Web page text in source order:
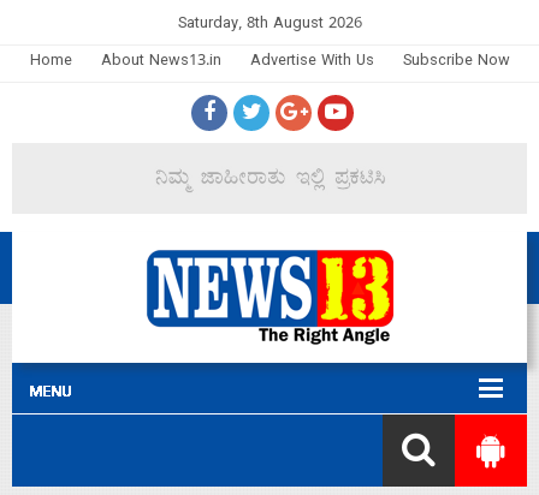
Saturday, 8th August 2026
Home
About News13.in Advertise With Us Subscribe Now